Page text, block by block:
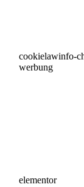
cookielawinfo-
werbung
elementor